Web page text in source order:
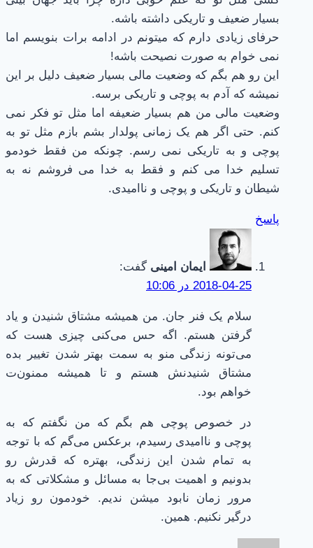
بسیار ضعیف و تاریکی داشته باشه.
حرفای زیادی دارم که میتونم در ادامه برات بنویسم اما
نمی خوام به صورت نصیحت باشه!
این رو هم بگم که وضعیت مالی بسیار ضعیف دلیل بر این
نمیشه که آدم به پوچی و تاریکی برسه.
وضعیت مالی من هم بسیار ضعیفه اما مثل تو فکر نمی
کنم. حتی اگر هم یک زمانی پولدار بشم بازم مثل تو به
پوچی و به تاریکی نمی رسم. چونکه من فقط خودمو
تسلیم خدا می کنم و فقط به خدا می فروشم نه به
شیطان و تاریکی و پوچی و ناامیدی.
پاسخ
ایمان امینی گفت:
2018-04-25 در 10:06
سلام یک فنر جان. من همیشه مشتاق شنیدن و یاد
گرفتن هستم. اگه حس می‌کنی چیزی هست که
می‌تونه زندگی منو به سمت بهتر شدن تغییر بده
مشتاق شنیدنش هستم و تا همیشه ممنون‌ت
خواهم بود.
در خصوص پوچی هم بگم که من نگفتم که به
پوچی و ناامیدی رسیدم، برعکس می‌گم که با توجه
به تمام شدن این زندگی، بهتره که قدرش رو
بدونیم و اهمیت بی‌جا به مسائل و مشکلاتی که به
مرور زمان نابود میشن ندیم. خودمون رو زیاد
درگیر نکنیم. همین.